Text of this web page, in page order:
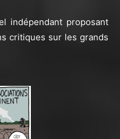
indépendant proposant
critiques sur les grands